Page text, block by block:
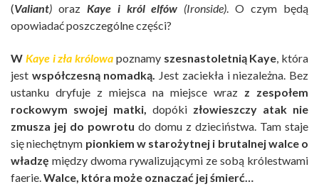
(Valiant) oraz Kaye i król elfów (Ironside) . O czym będą
opowiadać poszczególne części?
W Kaye i zła królowa poznamy szesnastoletnią Kaye , która
jest współczesną nomadką.
Jest zaciekła i niezależna. Bez
ustanku dryfuje z miejsca na miejsce wraz z zespołem
rockowym swojej matki,
dopóki złowieszczy atak nie
zmusza jej do powrotu do domu z dzieciństwa. Tam staje
się niechętnym pionkiem w starożytnej i brutalnej walce o
władzę między dwoma rywalizującymi ze sobą królestwami
faerie. Walce, która może oznaczać jej śmierć…